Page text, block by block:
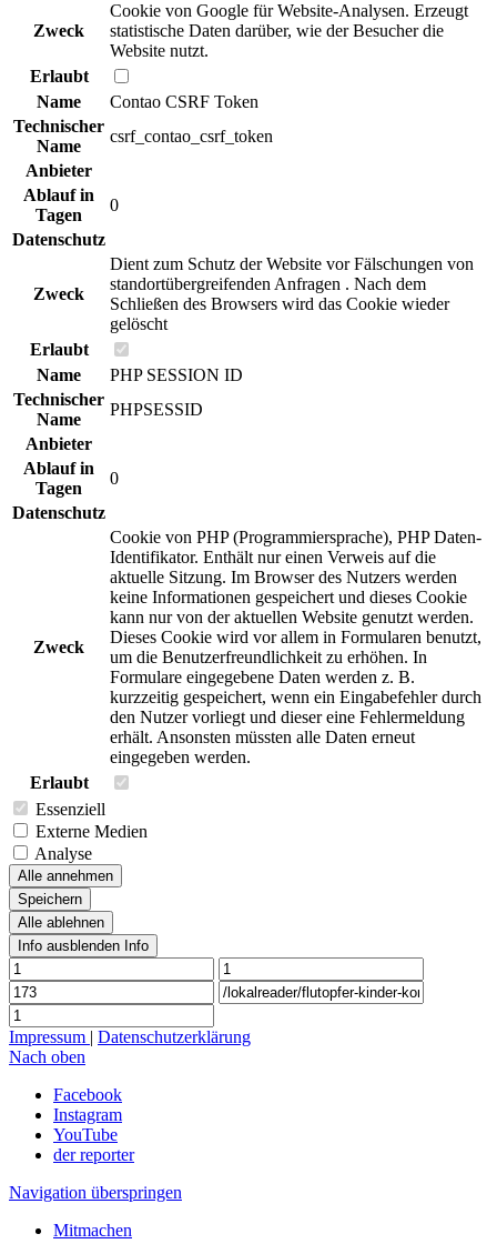
Zweck
Cookie von Google für Website-Analysen. Erzeugt
statistische Daten darüber, wie der Besucher die
Website nutzt.
Erlaubt
Name
Contao CSRF Token
Technischer
Name
csrf_contao_csrf_token
Anbieter
Ablauf in
Tagen
0
Datenschutz
Zweck
Dient zum Schutz der Website vor Fälschungen von
standortübergreifenden Anfragen . Nach dem
Schließen des Browsers wird das Cookie wieder
gelöscht
Erlaubt
Name
PHP SESSION ID
Technischer
Name
PHPSESSID
Anbieter
Ablauf in
Tagen
0
Datenschutz
Zweck
Cookie von PHP (Programmiersprache), PHP Daten-
Identifikator. Enthält nur einen Verweis auf die
aktuelle Sitzung. Im Browser des Nutzers werden
keine Informationen gespeichert und dieses Cookie
kann nur von der aktuellen Website genutzt werden.
Dieses Cookie wird vor allem in Formularen benutzt,
um die Benutzerfreundlichkeit zu erhöhen. In
Formulare eingegebene Daten werden z. B.
kurzzeitig gespeichert, wenn ein Eingabefehler durch
den Nutzer vorliegt und dieser eine Fehlermeldung
erhält. Ansonsten müssten alle Daten erneut
eingegeben werden.
Erlaubt
Essenziell
Externe Medien
Analyse
Alle annehmen
Speichern
Alle ablehnen
Info ausblenden Info
Impressum | Datenschutzerklärung
Nach oben
Facebook
Instagram
YouTube
der reporter
Navigation überspringen
Mitmachen